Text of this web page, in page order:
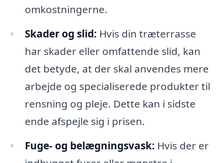
omkostningerne.
Skader og slid: Hvis din træterrasse
har skader eller omfattende slid, kan
det betyde, at der skal anvendes mere
arbejde og specialiserede produkter til
rensning og pleje. Dette kan i sidste
ende afspejle sig i prisen.
Fuge- og belægningsvask: Hvis der er